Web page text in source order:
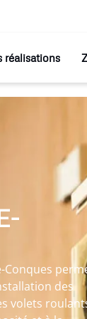
réalisations
Conques
des
volets